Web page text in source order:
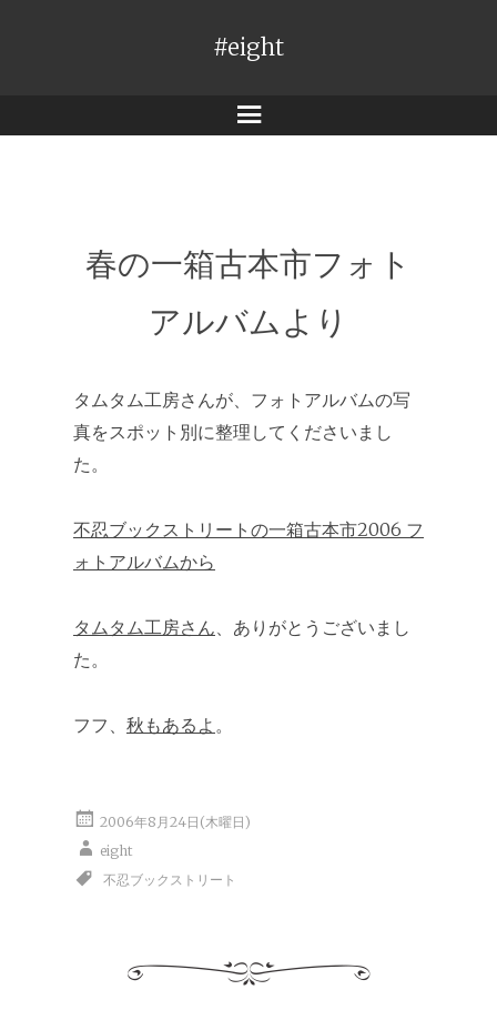
#eight
メ
春の一箱古本市フォト
アルバムより
タムタム工房さんが、フォトアルバムの写
真をスポット別に整理してくださいまし
た。
不忍ブックストリートの一箱古本市2006 フ
ォトアルバムから
タムタム工房さん、ありがとうございまし
た。
フフ、 秋もあるよ 。
2006年8月24日(木曜日)
eight
不忍ブックストリート